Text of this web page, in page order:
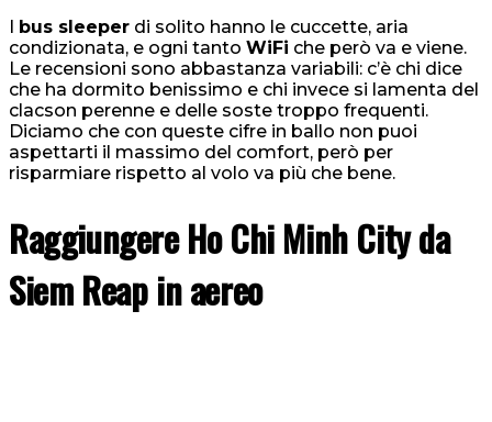
I bus sleeper di solito hanno le cuccette, aria
condizionata, e ogni tanto WiFi che però va e viene.
Le recensioni sono abbastanza variabili: c’è chi dice
che ha dormito benissimo e chi invece si lamenta del
clacson perenne e delle soste troppo frequenti.
Diciamo che con queste cifre in ballo non puoi
aspettarti il massimo del comfort, però per
risparmiare rispetto al volo va più che bene.
Raggiungere Ho Chi Minh City da
Siem Reap in aereo